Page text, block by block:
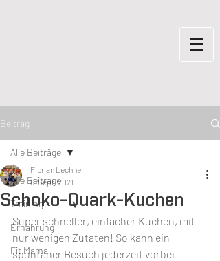
Beitrag
Alle Beiträge
Training
Ernährung
Fit Mama
Alle Beiträge
Schoko-Quark-Kuchen
Florian Lechner
6. Sept. 2021
Super schneller, einfacher Kuchen, mit
nur wenigen Zutaten! So kann ein
spontaner Besuch jederzeit vorbei